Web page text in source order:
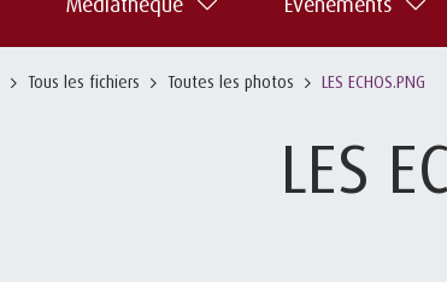
Tous les fichiers Toutes les photos LES ECHOS.PNG
LES